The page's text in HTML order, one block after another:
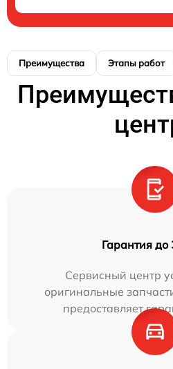
Преимущества Этапы работ
Гарантия до
Сервисный центр
оригинальные
предоставляет